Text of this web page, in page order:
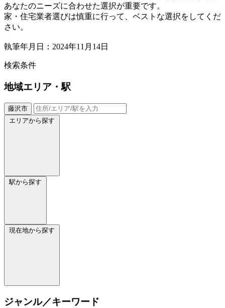
あなたのニーズに合わせた選択が重要です。
家・住宅業者選びは慎重に行って、ベストな選択をしてくだ
さい。
執筆年月日：2024年11月14日
検索条件
地域エリア・駅
藤沢市
エリアから探す
駅から探す
現在地から探す
ジャンル／キーワード